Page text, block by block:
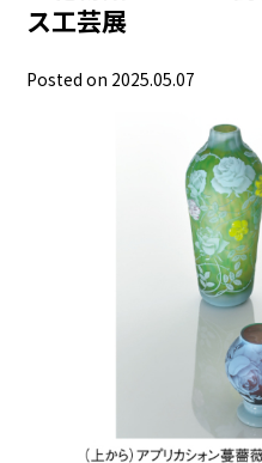
ス工芸展
Posted on 2025.05.07